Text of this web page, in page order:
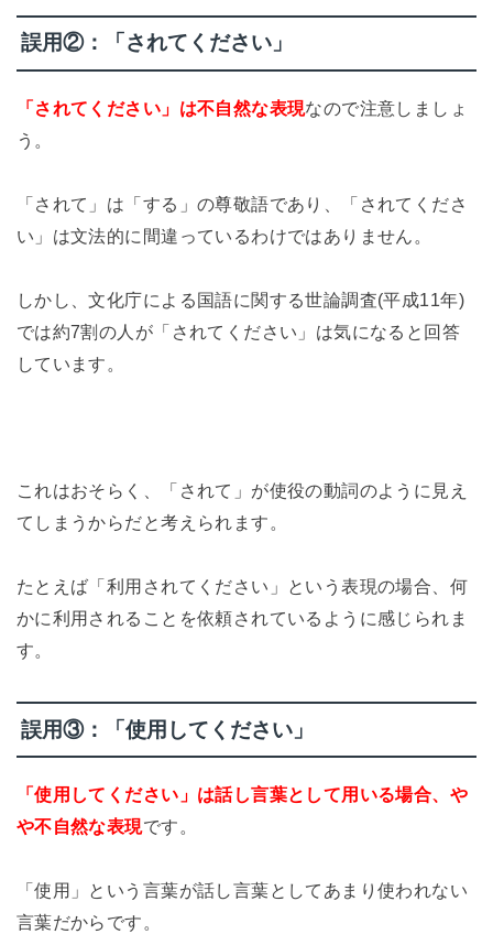
誤用②：「されてください」
「されてください」は不自然な表現なので注意しましょ
う。
「されて」は「する」の尊敬語であり、「されてくださ
い」は文法的に間違っているわけではありません。
しかし、文化庁による国語に関する世論調査(平成11年)
では約7割の人が「されてください」は気になると回答
しています。
これはおそらく、「されて」が使役の動詞のように見え
てしまうからだと考えられます。
たとえば「利用されてください」という表現の場合、何
かに利用されることを依頼されているように感じられま
す。
誤用③：「使用してください」
「使用してください」は話し言葉として用いる場合、や
や不自然な表現です。
「使用」という言葉が話し言葉としてあまり使われない
言葉だからです。